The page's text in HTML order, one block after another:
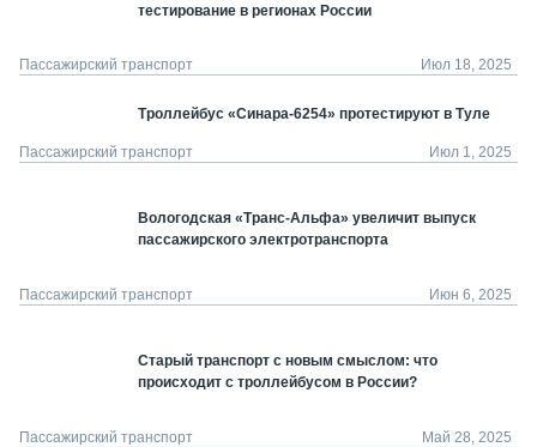
тестирование в регионах России
Пассажирский транспорт Июл 18, 2025
Троллейбус «Синара-6254» протестируют в Туле
Пассажирский транспорт Июл 1, 2025
Вологодская «Транс-Альфа» увеличит выпуск
пассажирского электротранспорта
Пассажирский транспорт Июн 6, 2025
Старый транспорт с новым смыслом: что
происходит с троллейбусом в России?
Пассажирский транспорт Май 28, 2025